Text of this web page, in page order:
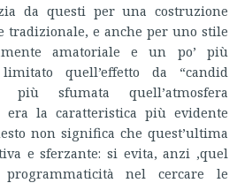
da questi per una costruzione
tradizionale, e anche per uno stile
amatoriale e un po’ più
quell’effetto da “candid
sfumata quell’atmosfera
la caratteristica più evidente
non significa che quest’ultima
e sferzante: si evita, anzi ,quel
programmaticità nel cercare le